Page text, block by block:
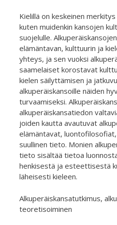
Kielillä on keskeinen
kuten muidenkin kansojen
suojelulle.
elämäntavan, kulttuurin ja
yhteys, ja sen vuoksi
saamelaiset korostavat
kielen säilyttämisen ja
alkuperäiskansoille näiden
turvaamiseksi.
alkuperäiskansatiedon
joiden kautta avautuvat
elämäntavat,
suullinen tieto. Monien
tieto sisältää tietoa
henkisestä ja esteettisestä
läheisesti kieleen.
Alkuperäiskansatutkimus,
teoretisoiminen